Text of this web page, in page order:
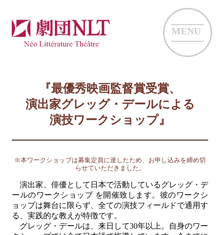
MENU
『最優秀映画監督賞受賞、
演出家グレッグ・デールによる
演技ワークショップ』
※本ワークショップは募集定員に達したため、お申し込みを締め切
らせていただきました。
演出家、俳優として日本で活動しているグレッグ・デ
ールのワークショップ を開催致します。彼のワークシ
ョップは舞台に限らず、全ての演技フィールドで通用す
る、実践的な教えが特徴です。
グレッグ・デールは、来日して30年以上。自身のワー